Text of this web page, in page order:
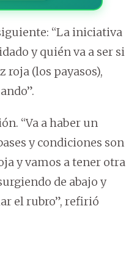
“La iniciativa
y quién va a ser si
roja (los payasos),
“Va a haber un
y condiciones son
y vamos a tener otra
de abajo y
el rubro”, refirió